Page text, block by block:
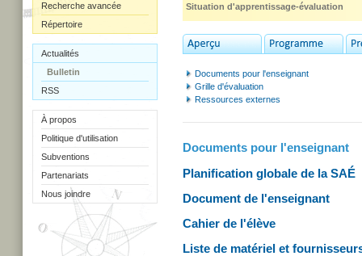
Recherche avancée
Répertoire
Actualités
Bulletin
RSS
À propos
Politique d'utilisation
Subventions
Partenariats
Nous joindre
Situation d'apprentissage-évaluation
Documents pour l'enseignant
Grille d'évaluation
Ressources externes
Documents pour l'enseignant
Planification globale de la SAÉ
Document de l'enseignant
Cahier de l'élève
Liste de matériel et